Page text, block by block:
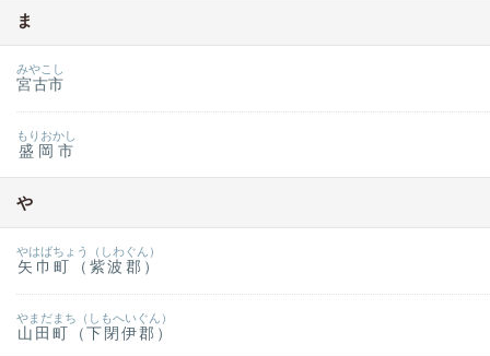
ま
宮古市
みやこし
盛岡市
もりおかし
や
矢巾町（紫波郡）
やはばちょう（しわぐん）
山田町（下閉伊郡）
やまだまち（しもへいぐん）